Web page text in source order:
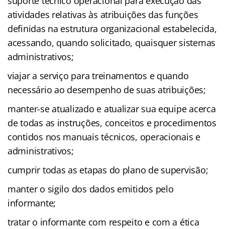
atividades relativas às atribuições das funções
definidas na estrutura organizacional estabelecida,
acessando, quando solicitado, quaisquer sistemas
administrativos;
viajar a serviço para treinamentos e quando
necessário ao desempenho de suas atribuições;
manter-se atualizado e atualizar sua equipe acerca
de todas as instruções, conceitos e procedimentos
contidos nos manuais técnicos, operacionais e
administrativos;
cumprir todas as etapas do plano de supervisão;
manter o sigilo dos dados emitidos pelo
informante;
tratar o informante com respeito e com a ética